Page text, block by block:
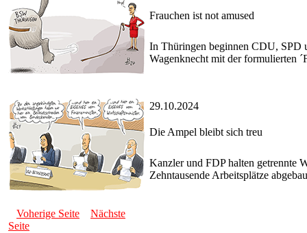
Frauchen ist not amused
In Thüringen beginnen CDU, SPD
Wagenknecht mit der formulierten
29.10.2024
Die Ampel bleibt sich treu
Kanzler und FDP halten getrennte
Zehntausende Arbeitsplätze
Voherige Seite
Nächste
Seite